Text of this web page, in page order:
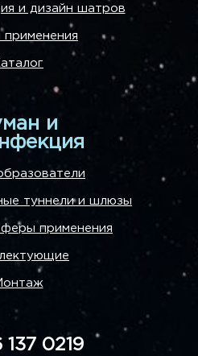
и дизайн шатров
и
туннели и шлюзы
применения
137 0219